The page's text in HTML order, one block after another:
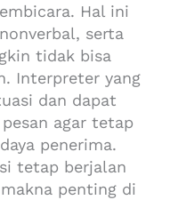
Hal ini
serta
tidak bisa
Interpreter yang
dan dapat
agar tetap
penerima.
tetap berjalan
penting di